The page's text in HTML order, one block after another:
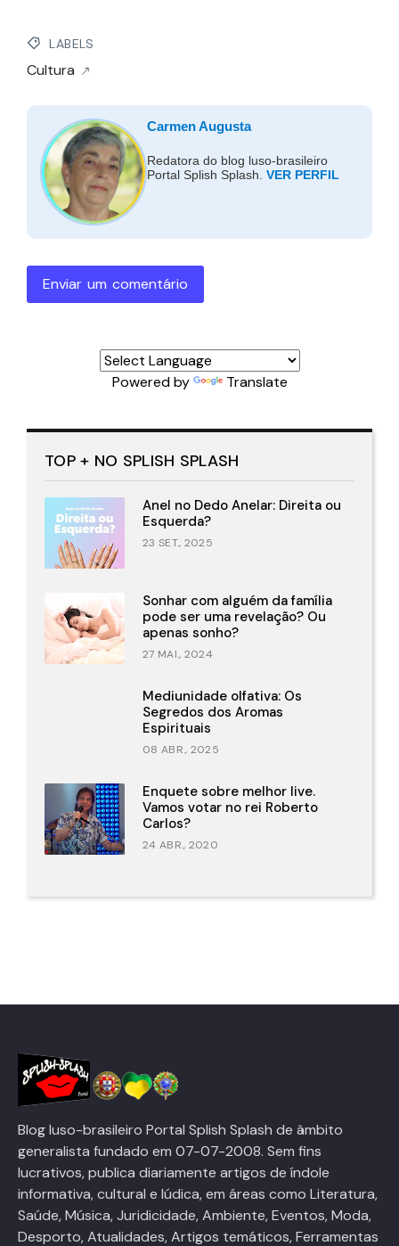
LABELS
Cultura
Carmen Augusta
Redatora do blog luso-brasileiro
Portal Splish Splash. VER PERFIL
Enviar um comentário
Powered by Translate
TOP + NO SPLISH SPLASH
Anel no Dedo Anelar: Direita ou
Esquerda?
23 SET., 2025
Sonhar com alguém da família
pode ser uma revelação? Ou
apenas sonho?
27 MAI., 2024
Mediunidade olfativa: Os
Segredos dos Aromas
Espirituais
08 ABR., 2025
Enquete sobre melhor live.
Vamos votar no rei Roberto
Carlos?
24 ABR., 2020
Blog luso-brasileiro Portal Splish Splash de âmbito
generalista fundado em 07-07-2008. Sem fins
lucrativos, publica diariamente artigos de índole
informativa, cultural e lúdica, em áreas como Literatura,
Saúde, Música, Juridicidade, Ambiente, Eventos, Moda,
Desporto, Atualidades, Artigos temáticos, Ferramentas